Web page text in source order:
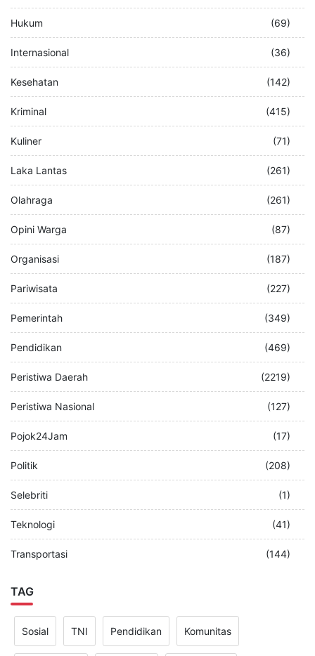
Hukum (69)
Internasional (36)
Kesehatan (142)
Kriminal (415)
Kuliner (71)
Laka Lantas (261)
Olahraga (261)
Opini Warga (87)
Organisasi (187)
Pariwisata (227)
Pemerintah (349)
Pendidikan (469)
Peristiwa Daerah (2219)
Peristiwa Nasional (127)
Pojok24Jam (17)
Politik (208)
Selebriti (1)
Teknologi (41)
Transportasi (144)
TAG
Sosial TNI Pendidikan Komunitas